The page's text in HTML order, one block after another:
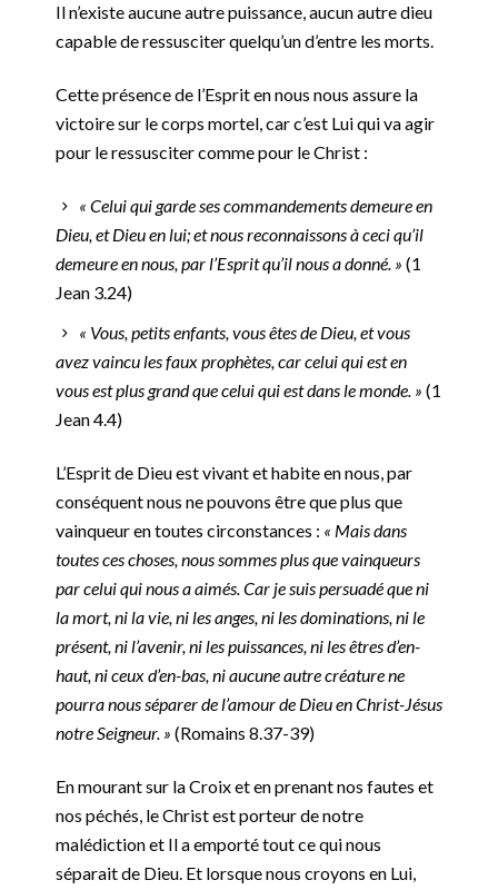
Il n’existe aucune autre puissance, aucun autre dieu
capable de ressusciter quelqu’un d’entre les morts.
Cette présence de l’Esprit en nous nous assure la
victoire sur le corps mortel, car c’est Lui qui va agir
pour le ressusciter comme pour le Christ :
« Celui qui garde ses commandements demeure en
Dieu, et Dieu en lui; et nous reconnaissons à ceci qu’il
demeure en nous, par l’Esprit qu’il nous a donné. » (1
Jean 3.24)
« Vous, petits enfants, vous êtes de Dieu, et vous
avez vaincu les faux prophètes, car celui qui est en
vous est plus grand que celui qui est dans le monde. » (1
Jean 4.4)
L’Esprit de Dieu est vivant et habite en nous, par
conséquent nous ne pouvons être que plus que
vainqueur en toutes circonstances : « Mais dans
toutes ces choses, nous sommes plus que vainqueurs
par celui qui nous a aimés. Car je suis persuadé que ni
la mort, ni la vie, ni les anges, ni les dominations, ni le
présent, ni l’avenir, ni les puissances, ni les êtres d’en-
haut, ni ceux d’en-bas, ni aucune autre créature ne
pourra nous séparer de l’amour de Dieu en Christ-Jésus
notre Seigneur. » (Romains‬ 8.37-39)
En mourant sur la Croix et en prenant nos fautes et
nos péchés, le Christ est porteur de notre
malédiction et Il a emporté tout ce qui nous
séparait de Dieu. Et lorsque nous croyons en Lui,